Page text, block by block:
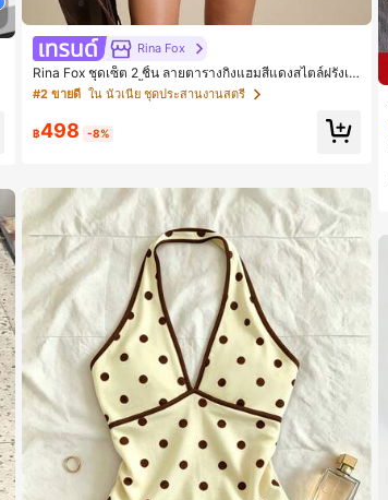
Rina Fox
Rina Fox ชุดเซ็ต 2 ชิ้น ลายตารางกิงแฮมสีแดงสไตล์ฝรั่งเศ
สพิมพ์ลายดอกไม้ เสื้อครอปและกระโปรงมินิระบายเข้าชุด
#2 ขายดี ใน นัวเนีย ชุดประสานงานสตรี
฿498 -8%